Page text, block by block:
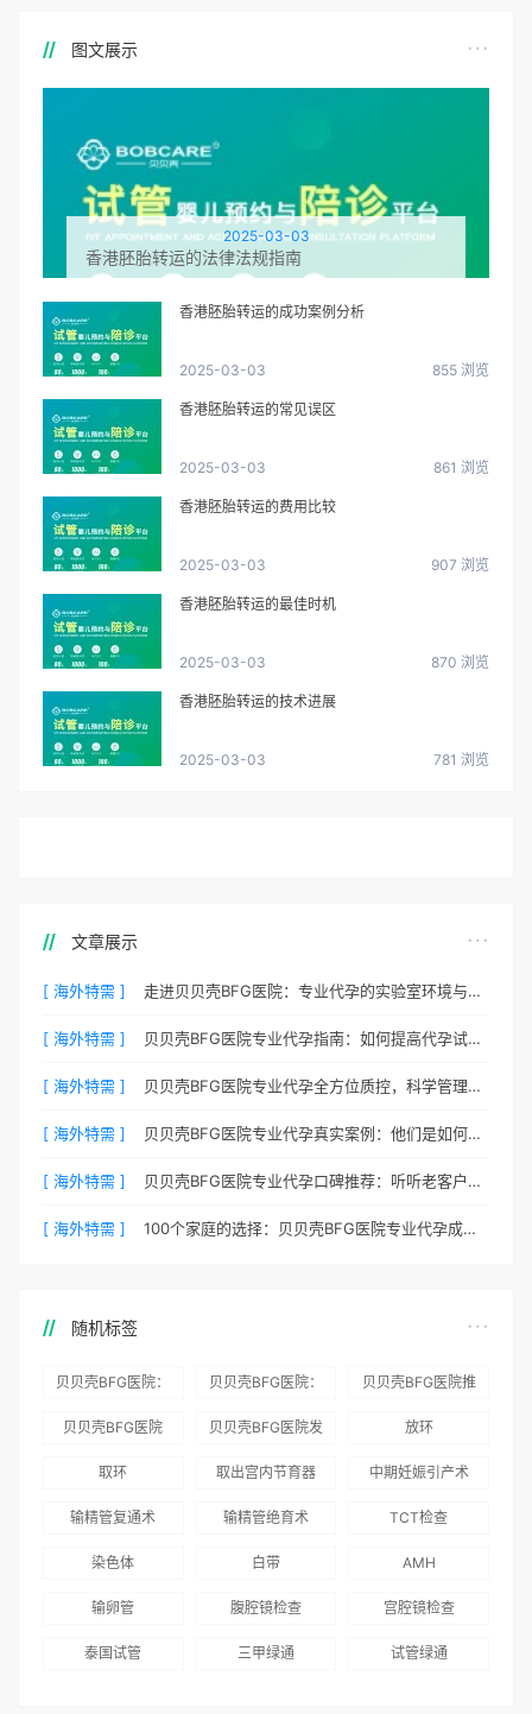
图文展示
2025-03-03
香港胚胎转运的法律法规指南
香港胚胎转运的成功案例分析
2025-03-03 855 浏览
香港胚胎转运的常见误区
2025-03-03 861 浏览
香港胚胎转运的费用比较
2025-03-03 907 浏览
香港胚胎转运的最佳时机
2025-03-03 870 浏览
香港胚胎转运的技术进展
2025-03-03 781 浏览
文章展示
[ 海外特需 ] 走进贝贝壳BFG医院：专业代孕的实验室环境与操作流程
[ 海外特需 ] 贝贝壳BFG医院专业代孕指南：如何提高代孕试管的成功率？
[ 海外特需 ] 贝贝壳BFG医院专业代孕全方位质控，科学管理生育每一步
[ 海外特需 ] 贝贝壳BFG医院专业代孕真实案例：他们是如何在这里圆梦的
[ 海外特需 ] 贝贝壳BFG医院专业代孕口碑推荐：听听老客户的真实评价
[ 海外特需 ] 100个家庭的选择：贝贝壳BFG医院专业代孕成功案例分享
随机标签
贝贝壳BFG医院：
务
贝贝壳BFG医院：
术”和“法律支持”
贝贝壳BFG医院推
贝贝壳BFG医院
贝贝壳BFG医院发
国版）》
放环
取环 取出宫内节育器 中期妊娠引产术
输精管复通术 输精管绝育术 TCT检查
染色体 白带 AMH
输卵管 腹腔镜检查 宫腔镜检查
泰国试管 三甲绿通 试管绿通